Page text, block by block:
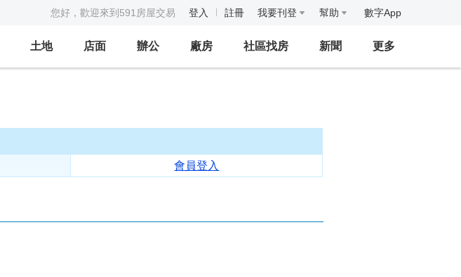
您好，歡迎來到591房屋交易 登入 註冊 我要刊登 幫助 數字App
土地 店面 辦公 廠房 社區找房 新聞 更多
會員登入